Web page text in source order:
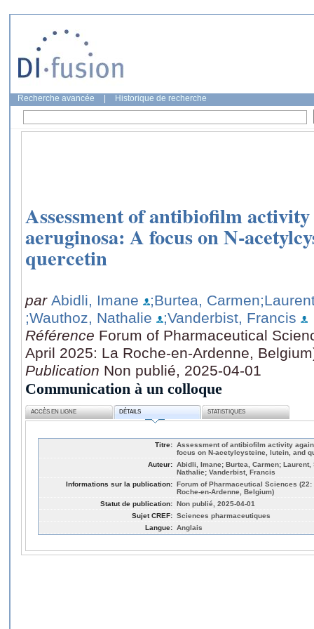
Recherche avancée Historique de recherche
Assessment of antibiofilm activity
aeruginosa: A focus on N-
quercetin
par Abidli, Imane ;Burtea, Carmen
;Wauthoz, Nathalie
;Vanderbist, Francis
Référence Forum of Pharmaceutical
April 2025: La Roche-en-Ardenne,
Publication Non publié, 2025-04-01
Communication à un colloque
ACCÈS EN LIGNE DÉTAILS STATISTIQUES
Titre: Assessment of antibiofilm activity
focus on N-acetylcysteine, lutein, and
Auteur: Abidli, Imane; Burtea, Carmen;
Nathalie; Vanderbist, Francis
Informations sur la publication: Forum of Pharmaceutical Sciences
Roche-en-Ardenne, Belgium)
Statut de publication: Non publié, 2025-04-01
Sujet CREF: Sciences pharmaceutiques
Langue: Anglais